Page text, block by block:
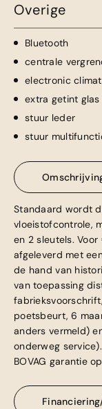
Overige
Bluetooth
centrale
electronic
extra getint
stuur leder
stuur
Standaard wordt
vloeistofcontrole,
en 2 sleutels.
afgeleverd met
de hand van
van toepassing
poetsbeurt, 6
anders vermeld)
onderweg
BOVAG garantie